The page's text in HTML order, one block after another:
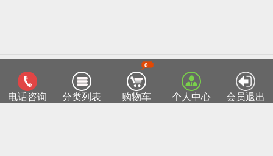
客服热线：0518-85811715 TOP
连云港菜篮子网
电话咨询 分类列表
0
购物车 个人中心 会员退出